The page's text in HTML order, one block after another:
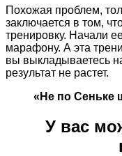
Похожая проблем,
заключается в том,
тренировку. Начали
марафону. А эта
вы выкладываетесь
результат не растет.
«Не по Сеньке
У вас